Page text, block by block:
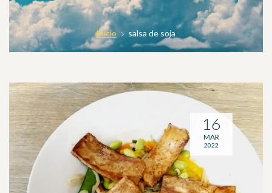
Inicio salsa de soja
16
MAR
2022